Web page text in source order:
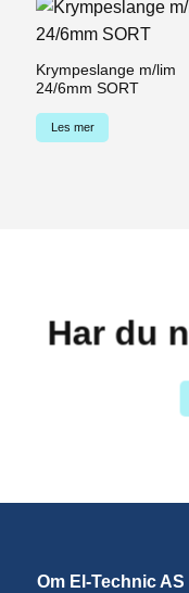
Krympeslange m/lim
24/6mm SORT
Les mer
Har du
Om El-Technic AS